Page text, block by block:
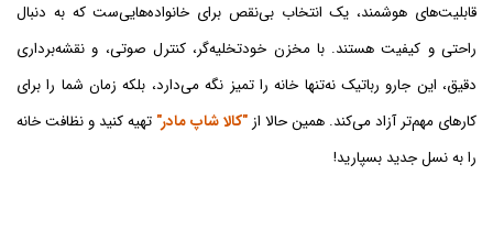
قابلیت‌های هوشمند، یک انتخاب بی‌نقص برای خانواده‌هایی‌ست که به دنبال
راحتی و کیفیت هستند. با مخزن خودتخلیه‌گر، کنترل صوتی، و نقشه‌برداری
دقیق، این جارو رباتیک نه‌تنها خانه را تمیز نگه می‌دارد، بلکه زمان شما را برای
کارهای مهم‌تر آزاد می‌کند. همین حالا از "کالا شاپ مادر" تهیه کنید و نظافت خانه
را به نسل جدید بسپارید!